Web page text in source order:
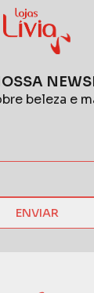
beleza e
ENVIAR